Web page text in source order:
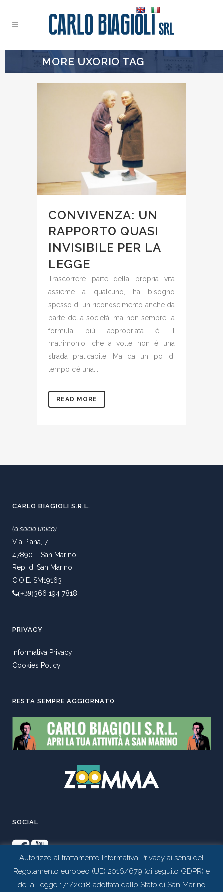
MORE UXORIO TAG
CONVIVENZA: UN
RAPPORTO QUASI
INVISIBILE PER LA
LEGGE
Trascorrere parte della propria vita
assieme a qualcuno, ha bisogno
spesso di un riconoscimento anche da
parte della società, ma non sempre la
formula più appropriata è il
matrimonio, che a volte non è una
strada praticabile. Ma da un po’ di
tempo c’è una...
READ MORE
CARLO BIAGIOLI S.R.L.
(a socio unico)
Via Piana, 7
47890 – San Marino
Rep. di San Marino
C.O.E. SM19163
(+39)366 194 7818
PRIVACY
Informativa Privacy
Cookies Policy
RESTA SEMPRE AGGIORNATO
SOCIAL
Autorizzo al trattamento Informativa Privacy ai sensi del
Regolamento europeo (UE) 2016/679 (di seguito GDPR) e
della Legge 171/2018 adottata dallo Stato di San Marino